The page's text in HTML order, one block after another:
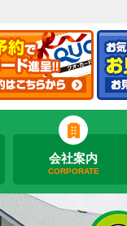
会社案内
CORPORATE